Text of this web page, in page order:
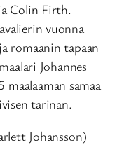
Colin Firth.
vuonna
romaanin tapaan
Johannes
samaa
tarinan.
Johansson)